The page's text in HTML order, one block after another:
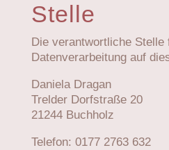
Stelle
Die verantwortliche Stelle
Datenverarbeitung auf
Daniela Dragan
Trelder Dorfstraße 20
21244 Buchholz
Telefon: 0177 2763 632